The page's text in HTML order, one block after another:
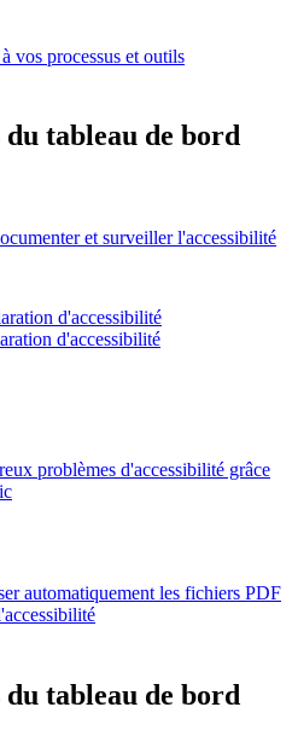
vos processus et outils
tableau de bord
et surveiller l'accessibilité
d'accessibilité
d'accessibilité
problèmes d'accessibilité grâce
automatiquement les fichiers PDF
tableau de bord